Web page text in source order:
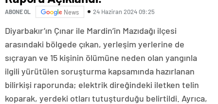
ABONE OL News 24 Haziran 2024 09:25
Diyarbakır’ın Çınar ile Mardin’in Mazıdağı ilçesi
arasındaki bölgede çıkan, yerleşim yerlerine de
sıçrayan ve 15 kişinin ölümüne neden olan yangınla
ilgili yürütülen soruşturma kapsamında hazırlanan
bilirkişi raporunda; elektrik direğindeki iletken telin
koparak, yerdeki otları tutuşturduğu belirtildi. Ayrıca,